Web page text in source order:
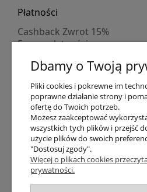
Płatności
Cashback Zwrot 15%
Formy płatności
Numer konta
PayPo kupujesz, nie płacisz
Progi rabatowe
Promocje
Dostawa
Czas wysyłki
Dostawa
Śledzenie przesyłki GLS
Dbamy o Twoją
Pliki cookies i pokrewne im
poprawne działanie strony i
ofertę do Twoich potrzeb.
Możesz zaakceptować
wszystkich tych plików i przejść
użycie plików do swoich
"Dostosuj zgody".
Więcej o plikach cookies
prywatności.